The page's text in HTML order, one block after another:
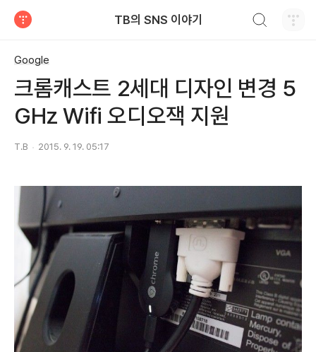
TB의 SNS 이야기
Google
크롬캐스트 2세대 디자인 변경 5
GHz Wifi 오디오잭 지원
T.B 2015. 9. 19. 05:17